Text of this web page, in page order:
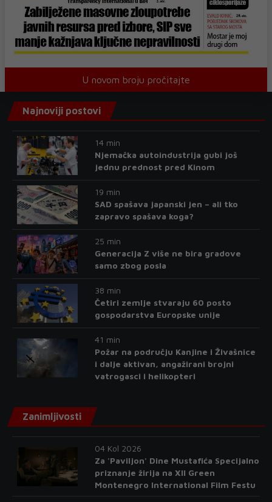
U novom broju pročitajte
Najnoviji postovi
14 min
Njemačka autoindustrija gubi još
jednu prednost pred Kinom
19 min
SAD spašava japanski jen – ali tko
zapravo spašava koga?
25 min
Generacija Z više ne bira gradove
samo zbog posla
38 min
Četiri zemlje stvaraju 60 posto
gospodarstva Europske unije
41 min
Požar na području Kanjine i Živašnice
i dalje aktivan, angažirani brojni
vatrogasci i helikopteri
Zanimljivosti
04 Kol 2026
Za 'Paviljon' Dine Mustafića Specijalno
priznanje žirija na XII Green
Montenegro International Film Festu